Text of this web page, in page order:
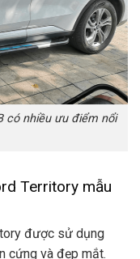
có nhiều ưu điểm nổi
Territory mẫu
được sử dụng
cứng và đẹp mắt.